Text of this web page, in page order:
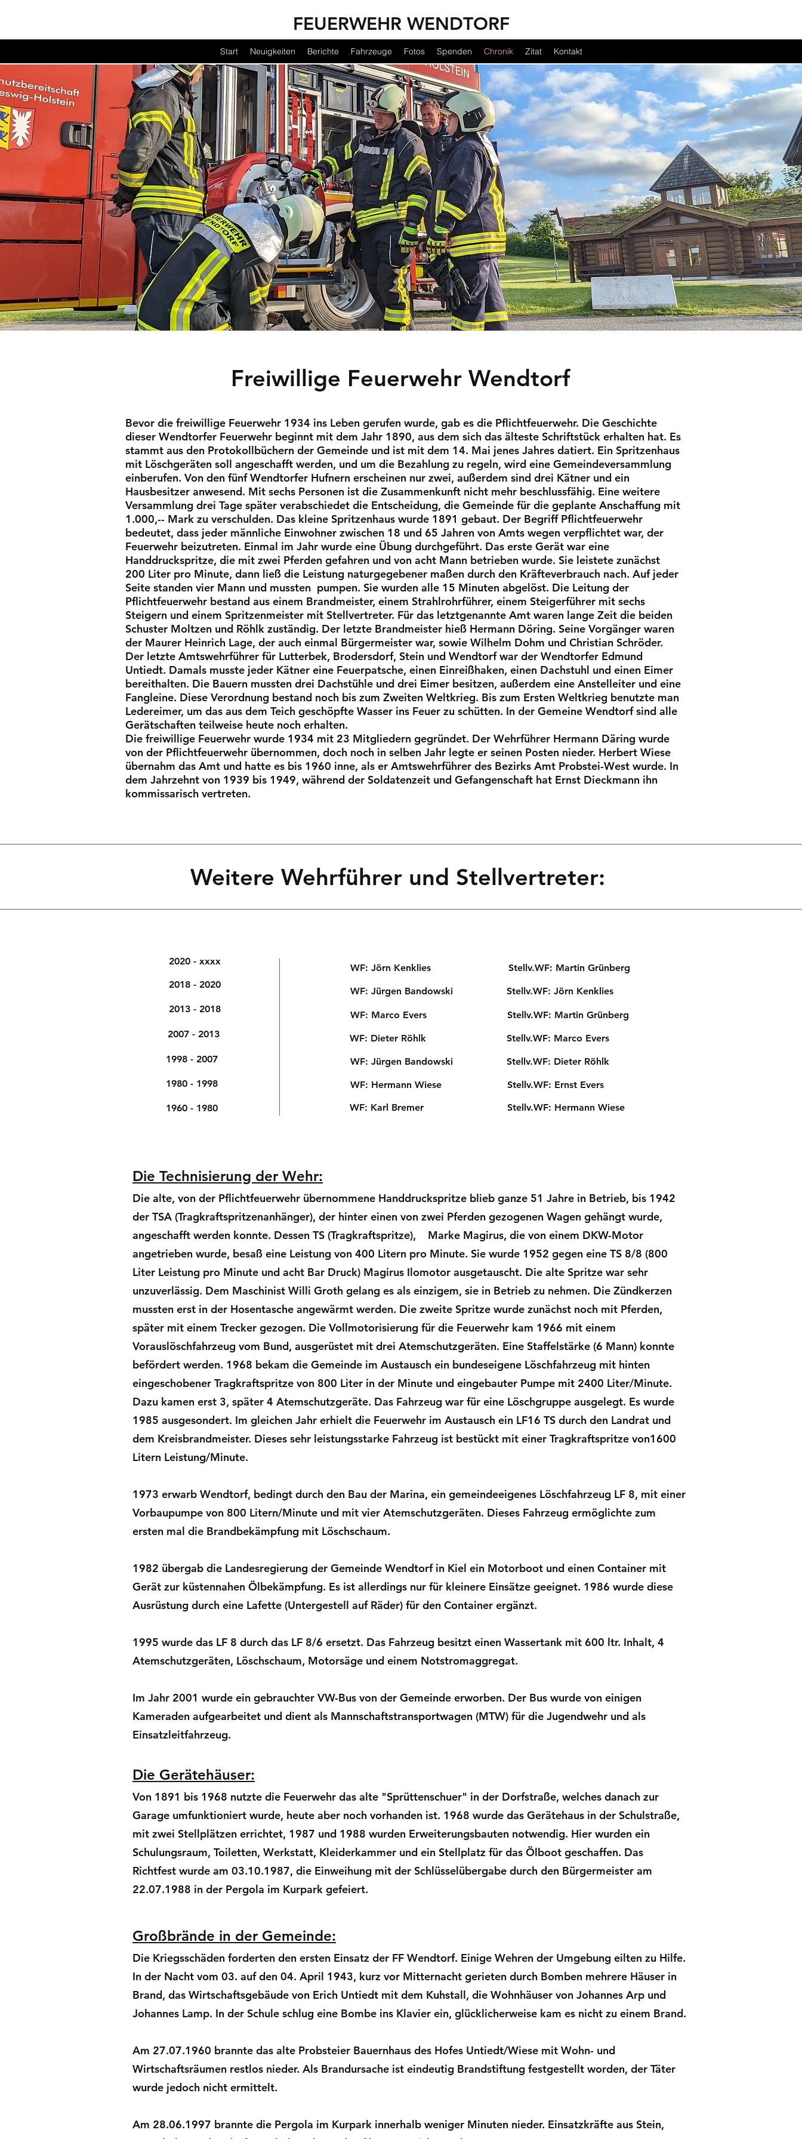
FEUERWEHR WENDTORF
Start Neuigkeiten Berichte Fahrzeuge Fotos Spenden Chronik Zitat Kontakt
Freiwillige Feuerwehr Wendtorf
Bevor die freiwillige Feuerwehr 1934 ins Leben gerufen wurde, gab es die Pflichtfeuerwehr. Die Geschichte
dieser Wendtorfer Feuerwehr beginnt mit dem Jahr 1890, aus dem sich das älteste Schriftstück erhalten hat. Es
stammt aus den Protokollbüchern der Gemeinde und ist mit dem 14. Mai jenes Jahres datiert. Ein Spritzenhaus
mit Löschgeräten soll angeschafft werden, und um die Bezahlung zu regeln, wird eine Gemeindeversammlung
einberufen. Von den fünf Wendtorfer Hufnern erscheinen nur zwei, außerdem sind drei Kätner und ein
Hausbesitzer anwesend. Mit sechs Personen ist die Zusammenkunft nicht mehr beschlussfähig. Eine weitere
Versammlung drei Tage später verabschiedet die Entscheidung, die Gemeinde für die geplante Anschaffung mit
1.000,-- Mark zu verschulden. Das kleine Spritzenhaus wurde 1891 gebaut. Der Begriff Pflichtfeuerwehr
bedeutet, dass jeder männliche Einwohner zwischen 18 und 65 Jahren von Amts wegen verpflichtet war, der
Feuerwehr beizutreten. Einmal im Jahr wurde eine Übung durchgeführt. Das erste Gerät war eine
Handdruckspritze, die mit zwei Pferden gefahren und von acht Mann betrieben wurde. Sie leistete zunächst
200 Liter pro Minute, dann ließ die Leistung naturgegebener maßen durch den Kräfteverbrauch nach. Auf jeder
Seite standen vier Mann und mussten pumpen. Sie wurden alle 15 Minuten abgelöst. Die Leitung der
Pflichtfeuerwehr bestand aus einem Brandmeister, einem Strahlrohrführer, einem Steigerführer mit sechs
Steigern und einem Spritzenmeister mit Stellvertreter. Für das letztgenannte Amt waren lange Zeit die beiden
Schuster Moltzen und Röhlk zuständig. Der letzte Brandmeister hieß Hermann Döring. Seine Vorgänger waren
der Maurer Heinrich Lage, der auch einmal Bürgermeister war, sowie Wilhelm Dohm und Christian Schröder.
Der letzte Amtswehrführer für Lutterbek, Brodersdorf, Stein und Wendtorf war der Wendtorfer Edmund
Untiedt. Damals musste jeder Kätner eine Feuerpatsche, einen Einreißhaken, einen Dachstuhl und einen Eimer
bereithalten. Die Bauern mussten drei Dachstühle und drei Eimer besitzen, außerdem eine Anstelleiter und eine
Fangleine. Diese Verordnung bestand noch bis zum Zweiten Weltkrieg. Bis zum Ersten Weltkrieg benutzte man
Ledereimer, um das aus dem Teich geschöpfte Wasser ins Feuer zu schütten. In der Gemeine Wendtorf sind alle
Gerätschaften teilweise heute noch erhalten.
Die freiwillige Feuerwehr wurde 1934 mit 23 Mitgliedern gegründet. Der Wehrführer Hermann Däring wurde
von der Pflichtfeuerwehr übernommen, doch noch in selben Jahr legte er seinen Posten nieder. Herbert Wiese
übernahm das Amt und hatte es bis 1960 inne, als er Amtswehrführer des Bezirks Amt Probstei-West wurde. In
dem Jahrzehnt von 1939 bis 1949, während der Soldatenzeit und Gefangenschaft hat Ernst Dieckmann ihn
kommissarisch vertreten.
Weitere Wehrführer und Stellvertreter:
2020 - xxxx
2018 - 2020
2013 - 2018
2007 - 2013
1998 - 2007
1980 - 1998
1960 - 1980
WF: Jörn Kenklies Stellv.WF: Martin Grünberg
WF: Jürgen Bandowski Stellv.WF: Jörn Kenklies
WF: Marco Evers Stellv.WF: Martin Grünberg
WF: Dieter Röhlk Stellv.WF: Marco Evers
WF: Jürgen Bandowski Stellv.WF: Dieter Röhlk
WF: Hermann Wiese Stellv.WF: Ernst Evers
WF: Karl Bremer Stellv.WF: Hermann Wiese
Die Technisierung der Wehr:
Die alte, von der Pflichtfeuerwehr übernommene Handdruckspritze blieb ganze 51 Jahre in Betrieb, bis 1942
der TSA (Tragkraftspritzenanhänger), der hinter einen von zwei Pferden gezogenen Wagen gehängt wurde,
angeschafft werden konnte. Dessen TS (Tragkraftspritze), Marke Magirus, die von einem DKW-Motor
angetrieben wurde, besaß eine Leistung von 400 Litern pro Minute. Sie wurde 1952 gegen eine TS 8/8 (800
Liter Leistung pro Minute und acht Bar Druck) Magirus Ilomotor ausgetauscht. Die alte Spritze war sehr
unzuverlässig. Dem Maschinist Willi Groth gelang es als einzigem, sie in Betrieb zu nehmen. Die Zündkerzen
mussten erst in der Hosentasche angewärmt werden. Die zweite Spritze wurde zunächst noch mit Pferden,
später mit einem Trecker gezogen. Die Vollmotorisierung für die Feuerwehr kam 1966 mit einem
Vorauslöschfahrzeug vom Bund, ausgerüstet mit drei Atemschutzgeräten. Eine Staffelstärke (6 Mann) konnte
befördert werden. 1968 bekam die Gemeinde im Austausch ein bundeseigene Löschfahrzeug mit hinten
eingeschobener Tragkraftspritze von 800 Liter in der Minute und eingebauter Pumpe mit 2400 Liter/Minute.
Dazu kamen erst 3, später 4 Atemschutzgeräte. Das Fahrzeug war für eine Löschgruppe ausgelegt. Es wurde
1985 ausgesondert. Im gleichen Jahr erhielt die Feuerwehr im Austausch ein LF16 TS durch den Landrat und
dem Kreisbrandmeister. Dieses sehr leistungsstarke Fahrzeug ist bestückt mit einer Tragkraftspritze von1600
Litern Leistung/Minute.
1973 erwarb Wendtorf, bedingt durch den Bau der Marina, ein gemeindeeigenes Löschfahrzeug LF 8, mit einer
Vorbaupumpe von 800 Litern/Minute und mit vier Atemschutzgeräten. Dieses Fahrzeug ermöglichte zum
ersten mal die Brandbekämpfung mit Löschschaum.
1982 übergab die Landesregierung der Gemeinde Wendtorf in Kiel ein Motorboot und einen Container mit
Gerät zur küstennahen Ölbekämpfung. Es ist allerdings nur für kleinere Einsätze geeignet. 1986 wurde diese
Ausrüstung durch eine Lafette (Untergestell auf Räder) für den Container ergänzt.
1995 wurde das LF 8 durch das LF 8/6 ersetzt. Das Fahrzeug besitzt einen Wassertank mit 600 ltr. Inhalt, 4
Atemschutzgeräten, Löschschaum, Motorsäge und einem Notstromaggregat.
Im Jahr 2001 wurde ein gebrauchter VW-Bus von der Gemeinde erworben. Der Bus wurde von einigen
Kameraden aufgearbeitet und dient als Mannschaftstransportwagen (MTW) für die Jugendwehr und als
Einsatzleitfahrzeug.
Die Gerätehäuser:
Von 1891 bis 1968 nutzte die Feuerwehr das alte "Sprüttenschuer" in der Dorfstraße, welches danach zur
Garage umfunktioniert wurde, heute aber noch vorhanden ist. 1968 wurde das Gerätehaus in der Schulstraße,
mit zwei Stellplätzen errichtet, 1987 und 1988 wurden Erweiterungsbauten notwendig. Hier wurden ein
Schulungsraum, Toiletten, Werkstatt, Kleiderkammer und ein Stellplatz für das Ölboot geschaffen. Das
Richtfest wurde am 03.10.1987, die Einweihung mit der Schlüsselübergabe durch den Bürgermeister am
22.07.1988 in der Pergola im Kurpark gefeiert.
Großbrände in der Gemeinde:
Die Kriegsschäden forderten den ersten Einsatz der FF Wendtorf. Einige Wehren der Umgebung eilten zu Hilfe.
In der Nacht vom 03. auf den 04. April 1943, kurz vor Mitternacht gerieten durch Bomben mehrere Häuser in
Brand, das Wirtschaftsgebäude von Erich Untiedt mit dem Kuhstall, die Wohnhäuser von Johannes Arp und
Johannes Lamp. In der Schule schlug eine Bombe ins Klavier ein, glücklicherweise kam es nicht zu einem Brand.
Am 27.07.1960 brannte das alte Probsteier Bauernhaus des Hofes Untiedt/Wiese mit Wohn- und
Wirtschaftsräumen restlos nieder. Als Brandursache ist eindeutig Brandstiftung festgestellt worden, der Täter
wurde jedoch nicht ermittelt.
Am 28.06.1997 brannte die Pergola im Kurpark innerhalb weniger Minuten nieder. Einsatzkräfte aus Stein,